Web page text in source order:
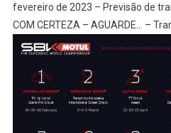
fevereiro de 2023 – Previsão de
COM CERTEZA – AGUARDE… –